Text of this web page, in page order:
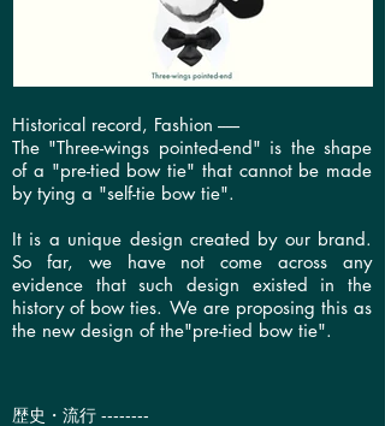
Historical record, Fashion ------
The "Three-wings pointed-end" is the shape
of a "pre-tied bow tie" that cannot be made
by tying a "self-tie bow tie".
It is a unique design created by our brand.
So far, we have not come across any
evidence that such design existed in the
history of bow ties. We are proposing this as
the new design of the"pre-tied bow tie".
歴史・流行 --------